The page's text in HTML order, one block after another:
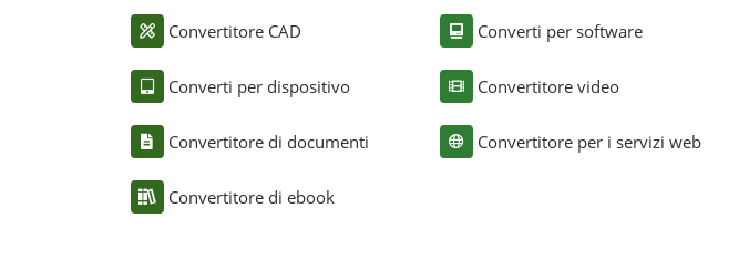
Convertitore CAD
Converti per dispositivo
Convertitore di documenti
Convertitore di ebook
Converti per software
Convertitore video
Convertitore per i servizi web